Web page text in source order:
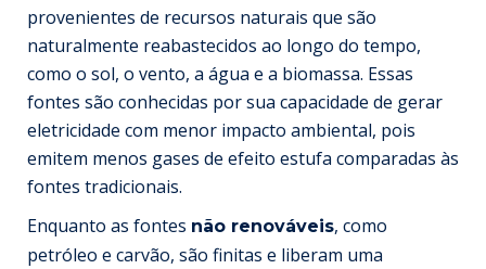
provenientes de recursos naturais que são
naturalmente reabastecidos ao longo do tempo,
como o sol, o vento, a água e a biomassa. Essas
fontes são conhecidas por sua capacidade de gerar
eletricidade com menor impacto ambiental, pois
emitem menos gases de efeito estufa comparadas às
fontes tradicionais.
Enquanto as fontes não renováveis, como
petróleo e carvão, são finitas e liberam uma